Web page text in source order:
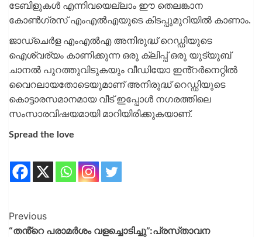
ടേബിളുകൾ എന്നിവയെല്ലാം ഈ തെലങ്കാന
കോൺഗ്രസ് എംഎൽഎയുടെ കിടപ്പുമുറിയിൽ കാണാം.
ജാഡ്‌ചെർള എംഎൽഎ അനിരുദ്ധ് റെഡ്ഡിയുടെ
ഐശ്വര്യം കാണിക്കുന്ന ഒരു ക്ലിപ്പ് ഒരു യുട്യൂബ്
ചാനൽ പുറത്തുവിടുകയും വീഡിയോ ഇൻ്റർനെറ്റിൽ
വൈറലായതോടെയുമാണ് അനിരുദ്ധ് റെഡ്ഡിയുടെ
കൊട്ടാരസമാനമായ വീട് ഇപ്പോൾ നഗരത്തിലെ
സംസാരവിഷയമായി മാറിയിരിക്കുകയാണ്.
Spread the love
Previous
“തൻ്റെ പരാമർശം വളച്ചൊടിച്ചു”:പ്രസ്‌താവന